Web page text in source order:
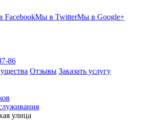
FacebookМы в TwitterМы в Google+
86
Отзывы Заказать услугу
улица